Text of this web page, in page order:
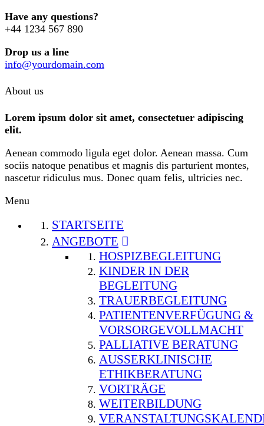
Have any questions?
+44 1234 567 890
Drop us a line
info@yourdomain.com
About us
Lorem ipsum dolor sit amet, consectetuer adipiscing
elit.
Aenean commodo ligula eget dolor. Aenean massa. Cum
sociis natoque penatibus et magnis dis parturient montes,
nascetur ridiculus mus. Donec quam felis, ultricies nec.
Menu
STARTSEITE
ANGEBOTE
HOSPIZBEGLEITUNG
KINDER IN DER
BEGLEITUNG
TRAUERBEGLEITUNG
PATIENTENVERFÜGUNG &
VORSORGEVOLLMACHT
PALLIATIVE BERATUNG
AUSSERKLINISCHE E
THIKBERATUNG
VORTRÄGE
WEITERBILDUNG